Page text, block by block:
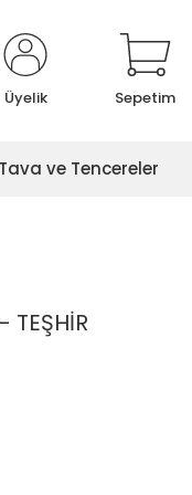
Üyelik Sepetim
Tava ve Tencereler